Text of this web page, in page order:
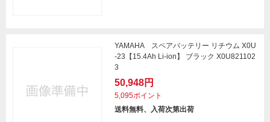
YAMAHA スペアバッテリー リチウム X0U
-23【15.4Ah Li-ion】 ブラック X0U821102
3
50,948円
5,095ポイント
送料無料、入荷次第出荷